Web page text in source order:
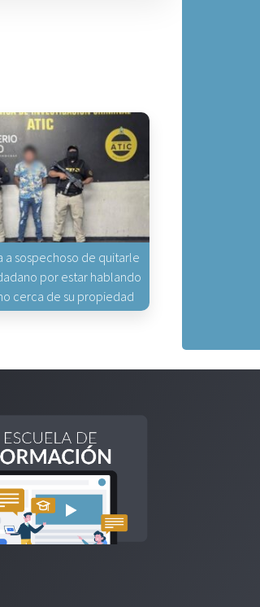
a sospechoso de quitarle
por estar hablando
cerca de su propiedad